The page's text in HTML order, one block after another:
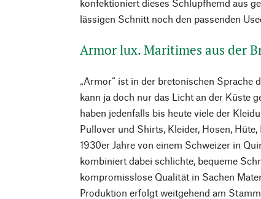
konfektioniert dieses Schlupfhemd aus
lässigen Schnitt noch den passenden
Armor lux. Maritimes aus der
„Armor“ ist in der bretonischen Sprache
kann ja doch nur das Licht an der Küste
haben jedenfalls bis heute viele der
Pullover und Shirts, Kleider, Hosen,
1930er Jahre von einem Schweizer in
kombiniert dabei schlichte, bequeme
kompromisslose Qualität in Sachen
Produktion erfolgt weitgehend am